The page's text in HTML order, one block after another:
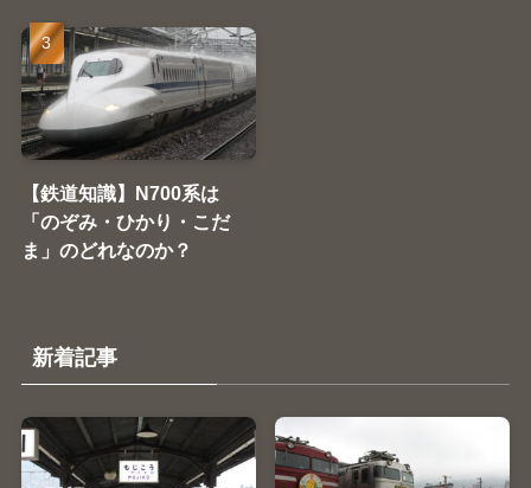
【鉄道知識】N700系は
「のぞみ・ひかり・こだ
ま」のどれなのか？
新着記事